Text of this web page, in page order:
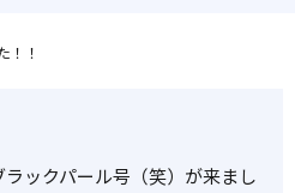
！！
ックパール号（笑）が来まし